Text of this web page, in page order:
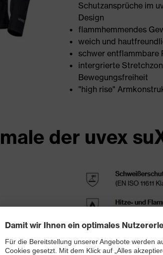
Schutzansprüche im
Design
flammhemmendes
weich und
schwer entflammbare
intergrierte
Bewegungsfreiheit
"high rise"
der uvex